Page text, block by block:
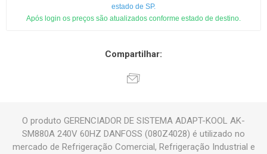
estado de SP.
Após login os preços são atualizados conforme estado de destino.
Compartilhar:
O produto GERENCIADOR DE SISTEMA ADAPT-KOOL AK-
SM880A 240V 60HZ DANFOSS (080Z4028) é utilizado no
mercado de Refrigeração Comercial, Refrigeração Industrial e